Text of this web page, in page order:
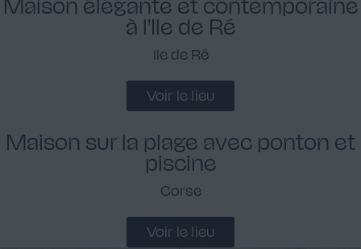
à l'Ile de Ré
Ile de Ré
Voir le lieu
Maison sur la plage avec ponton et
piscine
Corse
Voir le lieu